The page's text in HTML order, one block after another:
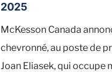
2025
McKesson Canada
chevronné, au poste de
Joan Eliasek, qui